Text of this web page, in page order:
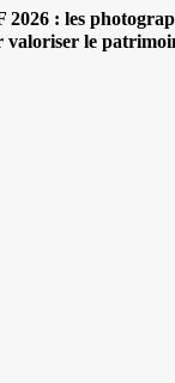
2026 : les
valoriser le